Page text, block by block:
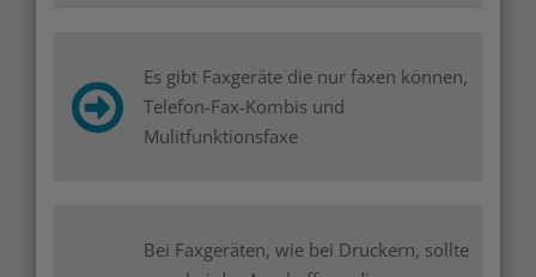
Es gibt Faxgeräte die nur faxen können,
Telefon-Fax-Kombis und
Mulitfunktionsfaxe
Bei Faxgeräten, wie bei Druckern, sollte